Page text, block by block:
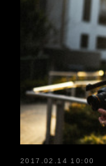
2017.02.14 10:00